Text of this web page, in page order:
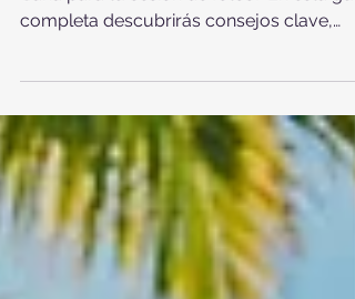
¿Cómo elegir el mejor fotógrafo en Punta
Cana para tu sesión de fotos? En esta
perfecto para vivir una experiencia
inolvidable en República Dominicana.